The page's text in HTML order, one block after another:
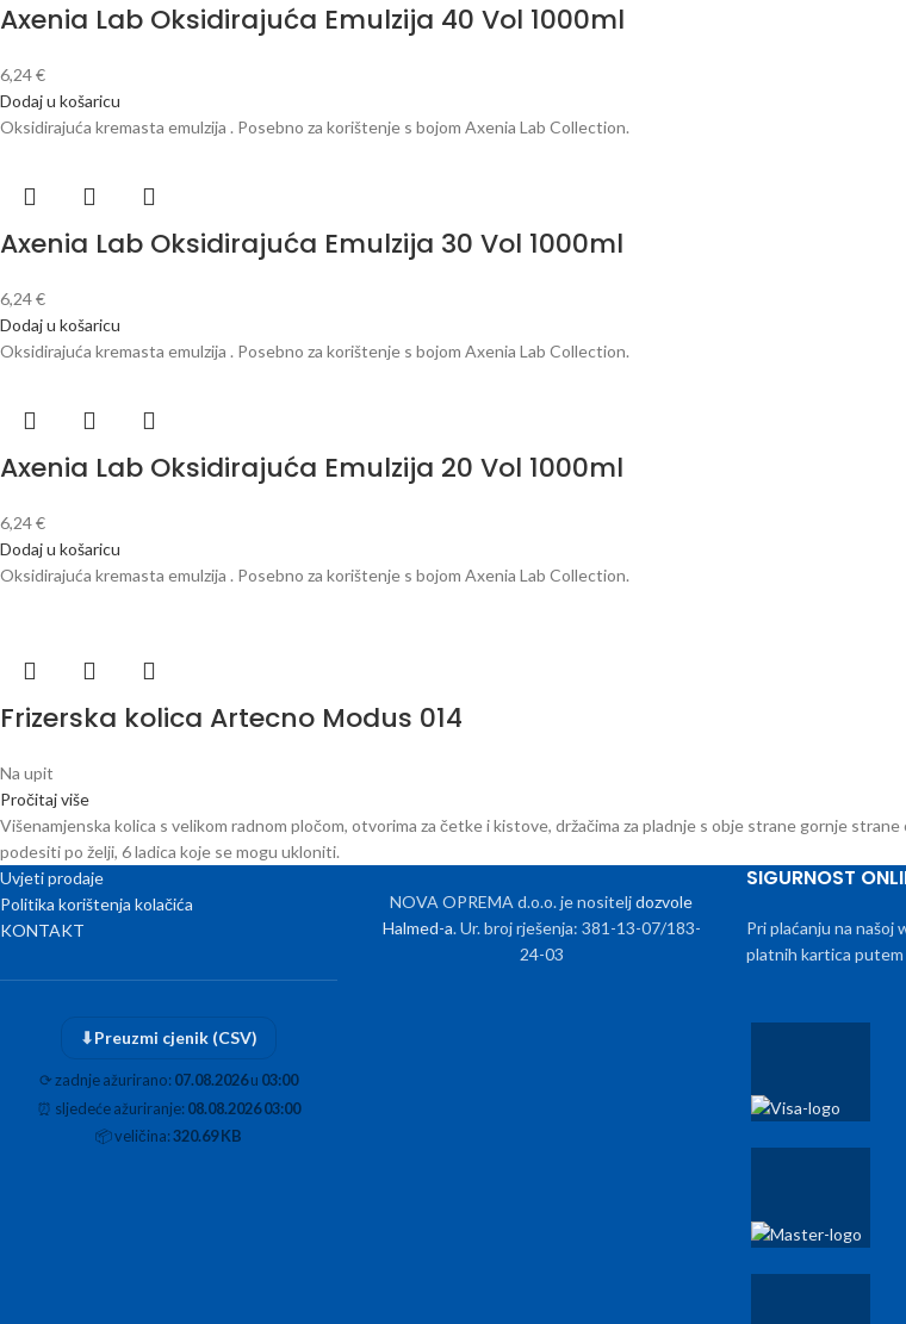
Axenia Lab Oksidirajuća Emulzija 40 Vol 1000ml
6,24€
Dodaj u košaricu
Oksidirajuća kremasta emulzija . Posebno za korištenje s bojom Axenia Lab Collection.
Axenia Lab Oksidirajuća Emulzija 30 Vol 1000ml
6,24€
Dodaj u košaricu
Oksidirajuća kremasta emulzija . Posebno za korištenje s bojom Axenia Lab Collection.
Axenia Lab Oksidirajuća Emulzija 20 Vol 1000ml
6,24€
Dodaj u košaricu
Oksidirajuća kremasta emulzija . Posebno za korištenje s bojom Axenia Lab Collection.
Frizerska kolica Artecno Modus 014
Na upit
Pročitaj više
Višenamjenska kolica s velikom radnom pločom, otvorima za četke i kistove, držačima za pladnje s obje strane gornje strane
podesiti po želji, 6 ladica koje se mogu ukloniti.
Uvjeti prodaje
Politika korištenja kolačića
KONTAKT
⬇Preuzmi cjenik (CSV)
⟳zadnje ažurirano:07.08.2026u 03:00
⏰ sljedeće ažuriranje:08.08.2026 03:00
📦veličina:320.69 KB
NOVA OPREMA d.o.o. je nositeljdozvole
Halmed-a. Ur. broj rješenja: 381-13-07/183-
24-03
SIGURNOST
Pri plaćanju na
platnih kartica